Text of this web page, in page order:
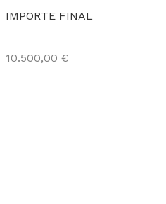
IMPORTE FINAL
10.500,00 €